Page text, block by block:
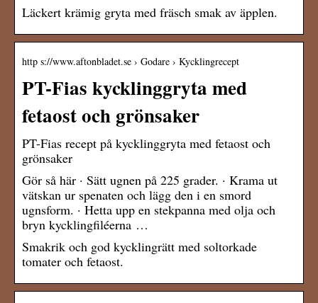
Läckert krämig gryta med fräsch smak av äpplen.
http s://www.aftonbladet.se › Godare › Kycklingrecept
PT-Fias kycklinggryta med
fetaost och grönsaker
PT-Fias recept på kycklinggryta med fetaost och
grönsaker
Gör så här · Sätt ugnen på 225 grader. · Krama ut
vätskan ur spenaten och lägg den i en smord
ugnsform. · Hetta upp en stekpanna med olja och
bryn kycklingfiléerna …
Smakrik och god kycklingrätt med soltorkade
tomater och fetaost.